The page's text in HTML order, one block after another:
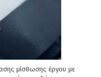
μίσθωσης έργου με